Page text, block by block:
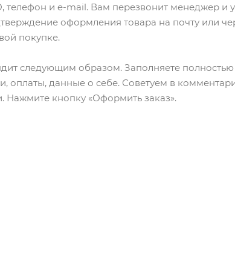
и e-mail. Вам перезвонит менеджер и
оформления товара на почту или
покупке.
следующим образом. Заполняете
оплаты, данные о себе. Советуем в
Нажмите кнопку «Оформить заказ».